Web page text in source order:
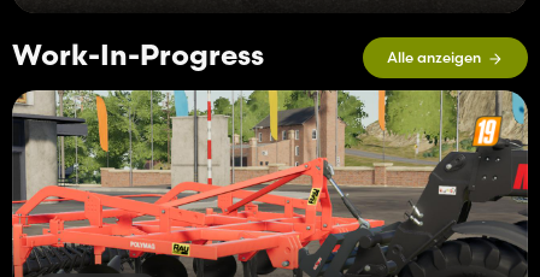
Work-In-Progress Alle anzeigen